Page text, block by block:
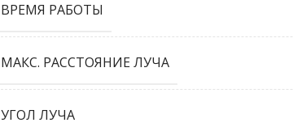
ВРЕМЯ РАБОТЫ
МАКС. РАССТОЯНИЕ ЛУЧА
УГОЛ ЛУЧА